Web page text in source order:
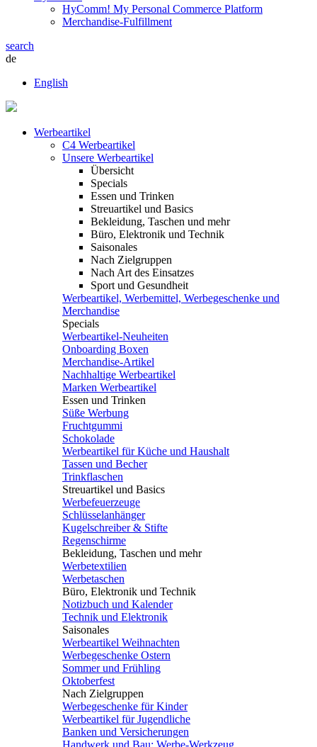
HyComm! My Personal Commerce Platform
Merchandise-Fulfillment
search
de
English
Werbeartikel
C4 Werbeartikel
Unsere Werbeartikel
Übersicht
Specials
Essen und Trinken
Streuartikel und Basics
Bekleidung, Taschen und mehr
Büro, Elektronik und Technik
Saisonales
Nach Zielgruppen
Nach Art des Einsatzes
Sport und Gesundheit
Werbeartikel, Werbemittel, Werbegeschenke und
Merchandise
Specials
Werbeartikel-Neuheiten
Onboarding Boxen
Merchandise-Artikel
Nachhaltige Werbeartikel
Marken Werbeartikel
Essen und Trinken
Süße Werbung
Fruchtgummi
Schokolade
Werbeartikel für Küche und Haushalt
Tassen und Becher
Trinkflaschen
Streuartikel und Basics
Werbefeuerzeuge
Schlüsselanhänger
Kugelschreiber & Stifte
Regenschirme
Bekleidung, Taschen und mehr
Werbetextilien
Werbetaschen
Büro, Elektronik und Technik
Notizbuch und Kalender
Technik und Elektronik
Saisonales
Werbeartikel Weihnachten
Werbegeschenke Ostern
Sommer und Frühling
Oktoberfest
Nach Zielgruppen
Werbegeschenke für Kinder
Werbeartikel für Jugendliche
Banken und Versicherungen
Handwerk und Bau: Werbe-Werkzeug